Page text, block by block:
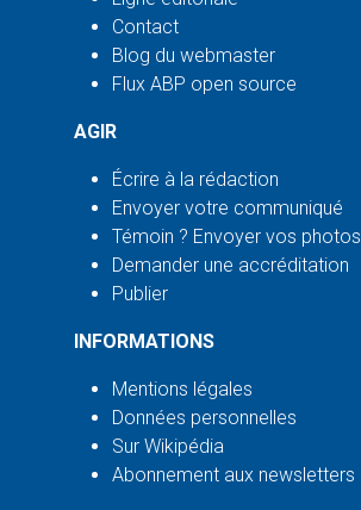
Contact
Blog du webmaster
Flux ABP open source
AGIR
Écrire à la rédaction
Envoyer votre communiqué
Témoin ? Envoyer vos photos
Demander une accréditation
Publier
INFORMATIONS
Mentions légales
Données personnelles
Sur Wikipédia
Abonnement aux newsletters